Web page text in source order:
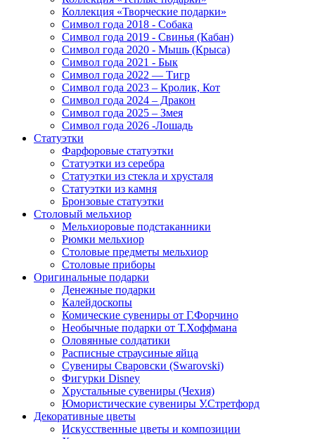
Коллекция «Творческие подарки»
Символ года 2018 - Собака
Символ года 2019 - Свинья (Кабан)
Символ года 2020 - Мышь (Крыса)
Символ года 2021 - Бык
Символ года 2022 — Тигр
Символ года 2023 – Кролик, Кот
Символ года 2024 – Дракон
Символ года 2025 – Змея
Символ года 2026 -Лошадь
Статуэтки
Фарфоровые статуэтки
Статуэтки из серебра
Статуэтки из стекла и хрусталя
Статуэтки из камня
Бронзовые статуэтки
Столовый мельхиор
Мельхиоровые подстаканники
Рюмки мельхиор
Столовые предметы мельхиор
Столовые приборы
Оригинальные подарки
Денежные подарки
Калейдоскопы
Комические сувениры от Г.Форчино
Необычные подарки от Т.Хоффмана
Оловянные солдатики
Расписные страусиные яйца
Сувениры Сваровски (Swarovski)
Фигурки Disney
Хрустальные сувениры (Чехия)
Юмористические сувениры У.Стретфорд
Декоративные цветы
Искусственные цветы и композиции